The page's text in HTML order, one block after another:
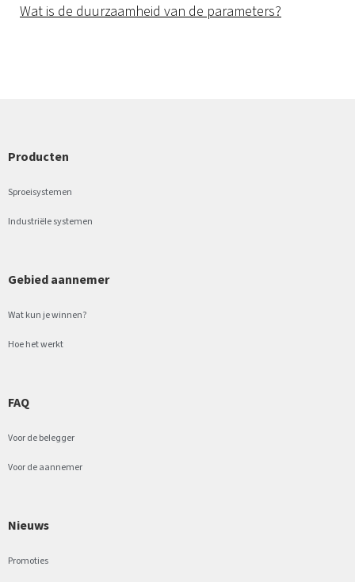
Wat is de duurzaamheid van de parameters?
Producten
Sproeisystemen
Industriële systemen
Gebied aannemer
Wat kun je winnen?
Hoe het werkt
FAQ
Voor de belegger
Voor de aannemer
Nieuws
Promoties